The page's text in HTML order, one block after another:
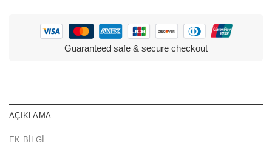
Guaranteed safe & secure checkout
AÇIKLAMA
EK BILGI